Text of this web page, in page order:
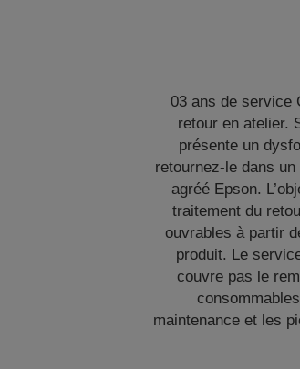
03 ans de service
retour en atelier.
présente un
retournez-le dans
agréé Epson.
traitement du
ouvrables à partir
produit. Le
couvre pas le
maintenance et les